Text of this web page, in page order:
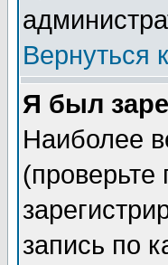
Вернуться
Я был
Наиболее
запись по